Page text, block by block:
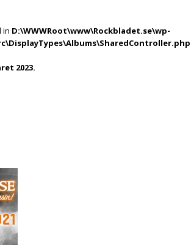
in D:\WWWRoot\www\Rockbladet.se\wp-
2023.